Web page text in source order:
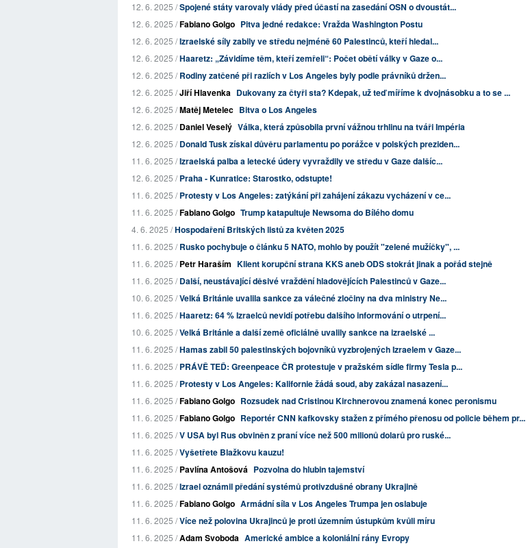
12. 6. 2025 /Spojené státy varovaly vlády před účastí na zasedání OSN o dvoustát...
12. 6. 2025 /Fabiano Golgo Pitva jedné redakce: Vražda Washington Postu
12. 6. 2025 /Izraelské síly zabily ve středu nejméně 60 Palestinců, kteří hledal...
12. 6. 2025 /Haaretz: „Závidíme těm, kteří zemřeli“: Počet obětí války v Gaze o...
12. 6. 2025 /Rodiny zatčené při raziích v Los Angeles byly podle právníků držen...
12. 6. 2025 /Jiří Hlavenka Dukovany za čtyři sta? Kdepak, už teď míříme k dvojnásobku a to se ...
12. 6. 2025 /Matěj Metelec Bitva o Los Angeles
12. 6. 2025 /Daniel Veselý Válka, která způsobila první vážnou trhlinu na tváři Impéria
12. 6. 2025 /Donald Tusk získal důvěru parlamentu po porážce v polských preziden...
11. 6. 2025 /Izraelská palba a letecké údery vyvraždily ve středu v Gaze dalšíc...
12. 6. 2025 /Praha - Kunratice: Starostko, odstupte!
11. 6. 2025 /Protesty v Los Angeles: zatýkání při zahájení zákazu vycházení v ce...
11. 6. 2025 /Fabiano Golgo Trump katapultuje Newsoma do Bílého domu
4. 6. 2025 /Hospodaření Britských listů za květen 2025
11. 6. 2025 /Rusko pochybuje o článku 5 NATO, mohlo by použít "zelené mužíčky", ...
11. 6. 2025 /Petr Haraším Klient korupční strana KKS aneb ODS stokrát jinak a pořád stejně
11. 6. 2025 /Další, neustávající děsivé vraždění hladovějících Palestinců v Gaze...
10. 6. 2025 /Velká Británie uvalila sankce za válečné zločiny na dva ministry Ne...
11. 6. 2025 /Haaretz: 64 % Izraelců nevidí potřebu dalšího informování o utrpení...
10. 6. 2025 /Velká Británie a další země oficiálně uvalily sankce na izraelské ...
11. 6. 2025 /Hamas zabil 50 palestinských bojovníků vyzbrojených Izraelem v Gaze...
11. 6. 2025 /PRÁVĚ TEĎ: Greenpeace ČR protestuje v pražském sídle firmy Tesla p...
11. 6. 2025 /Protesty v Los Angeles: Kalifornie žádá soud, aby zakázal nasazení...
11. 6. 2025 /Fabiano Golgo Rozsudek nad Cristinou Kirchnerovou znamená konec peronismu
11. 6. 2025 /Fabiano Golgo Reportér CNN kafkovsky stažen z přímého přenosu od policie během pr...
11. 6. 2025 /V USA byl Rus obviněn z praní více než 500 milionů dolarů pro ruské...
11. 6. 2025 /Vyšetřete Blažkovu kauzu!
11. 6. 2025 /Pavlína Antošová Pozvolna do hlubin tajemství
11. 6. 2025 /Izrael oznámil předání systémů protivzdušné obrany Ukrajině
11. 6. 2025 /Fabiano Golgo Armádní síla v Los Angeles Trumpa jen oslabuje
11. 6. 2025 /Více než polovina Ukrajinců je proti územním ústupkům kvůli míru
11. 6. 2025 /Adam Svoboda Americké ambice a koloniální rány Evropy